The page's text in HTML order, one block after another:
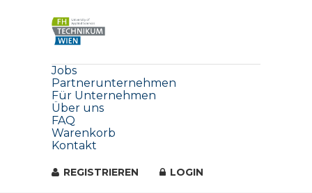
Jobs
Partnerunternehmen
Für Unternehmen
Über uns
FAQ
Warenkorb
Kontakt
REGISTRIEREN LOGIN